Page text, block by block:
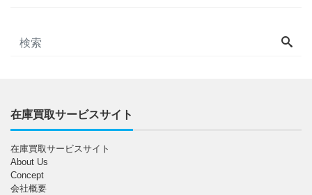
在庫買取サービスサイト
在庫買取サービスサイト
About Us
Concept
会社概要